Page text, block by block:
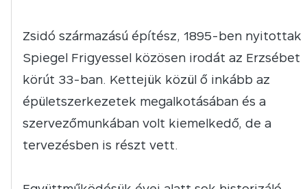
Zsidó származású építész, 1895-ben nyitottak
Spiegel Frigyessel közösen irodát az Erzsébet
körút 33-ban. Kettejük közül ő inkább az
épületszerkezetek megalkotásában és a
szervezőmunkában volt kiemelkedő, de a
tervezésben is részt vett.